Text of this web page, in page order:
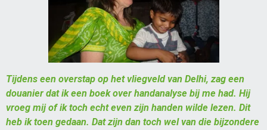
Tijdens een overstap op het vliegveld van Delhi, zag een
douanier dat ik een boek over handanalyse bij me had. Hij
vroeg mij of ik toch echt even zijn handen wilde lezen. Dit
heb ik toen gedaan. Dat zijn dan toch wel van die bijzondere